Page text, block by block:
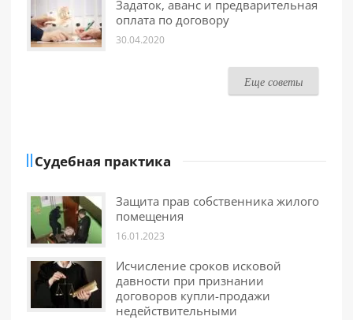
Задаток, аванс и предварительная
оплата по договору
30.04.2020
Еще советы
Судебная практика
Защита прав собственника жилого
помещения
16.01.2023
Исчисление сроков исковой
давности при признании
договоров купли-продажи
недействительными